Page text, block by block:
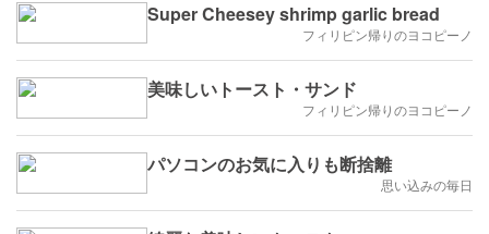
Super Cheesey shrimp garlic bread
フィリピン帰りのヨコピーノ
美味しいトースト・サンド
フィリピン帰りのヨコピーノ
パソコンのお気に入りも断捨離
思い込みの毎日